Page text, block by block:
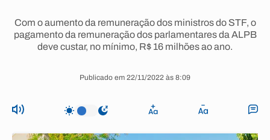
Com o aumento da remuneração dos ministros do STF, o
pagamento da remuneração dos parlamentares da ALPB
deve custar, no mínimo, R$ 16 milhões ao ano.
Publicado em 22/11/2022 às 8:09